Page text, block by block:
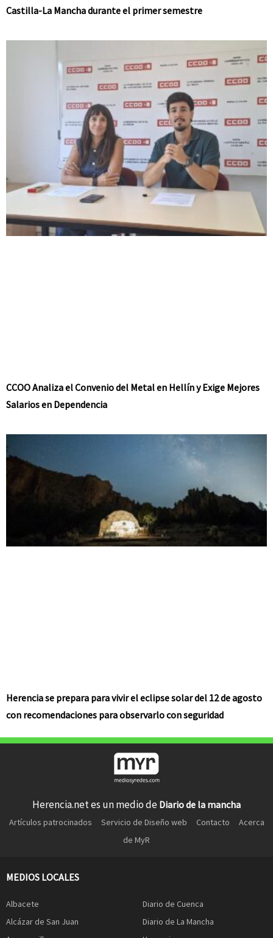
Castilla-La Mancha durante el primer semestre
CCOO Analiza el Convenio del Metal en Hellín y Exige Mejores
Salarios en Dependencia
Herencia se prepara para vivir el eclipse solar del 12 de agosto
con recomendaciones para observarlo con seguridad
Herencia.net es un medio de Diario de la mancha
Artículos patrocinados Servicio de Diseño web Contacto
Acerca
de MyR
MEDIOS LOCALES
Albacete
Alcázar de San Juan
Diario de Cuenca
Diario de La Mancha